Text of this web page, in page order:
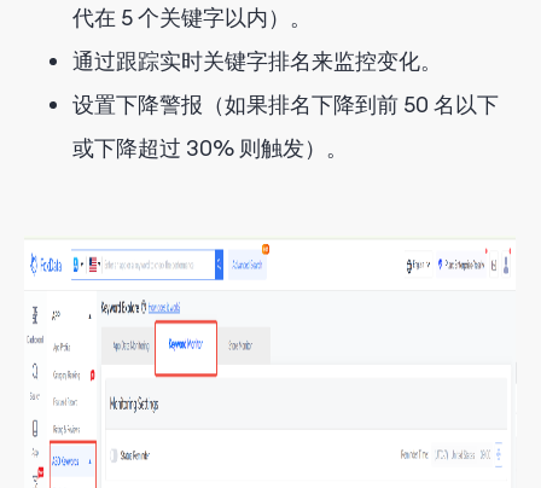
代在 5 个关键字以内）。
通过跟踪实时关键字排名来监控变化。
设置下降警报（如果排名下降到前 50 名以下
或下降超过 30% 则触发）。